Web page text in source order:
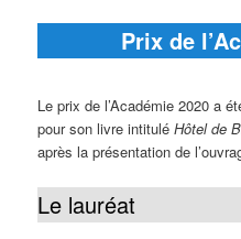
Prix de
Le prix de l’Académie 2020 a
pour son livre intituléHôtel de
après la présentation de
Le lauréat